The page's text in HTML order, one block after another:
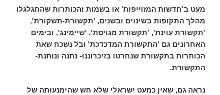
מעט ב'חדשות המזוייפות' או בשמות והכותרות שהתגלגלו
מהלך התקופות בשינוים ובשנים, 'תקשורת-תשקורת',
'תקשורת עוינת', 'תקשורת מגויסת', 'שיימינג', ובימים
האחרונים גם 'התקשורת המדכדכת' ובל נשכח שאת
הכותרות בתקשורת שנחרטו בזיכרוננו- נתנה ונותנת-
התקשורת.
נראה גם, שאין כמעט ישראלי שלא חש שהימנעותה של